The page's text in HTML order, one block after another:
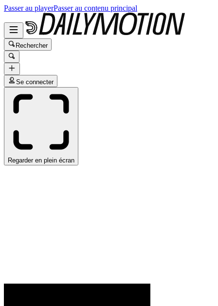
Passer au playerPasser au contenu principal
Rechercher
Se connecter
Regarder en plein écran